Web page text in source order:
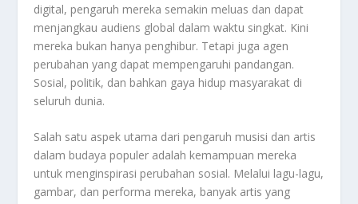
digital, pengaruh mereka semakin meluas dan dapat
menjangkau audiens global dalam waktu singkat. Kini
mereka bukan hanya penghibur. Tetapi juga agen
perubahan yang dapat mempengaruhi pandangan.
Sosial, politik, dan bahkan gaya hidup masyarakat di
seluruh dunia.
Salah satu aspek utama dari pengaruh musisi dan artis
dalam budaya populer adalah kemampuan mereka
untuk menginspirasi perubahan sosial. Melalui lagu-lagu,
gambar, dan performa mereka, banyak artis yang